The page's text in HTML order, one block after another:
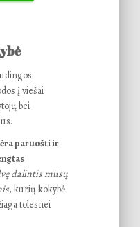
į viešai
bei
paruošti ir
dalintis mūsų
, kurių kokybė
tolesnei